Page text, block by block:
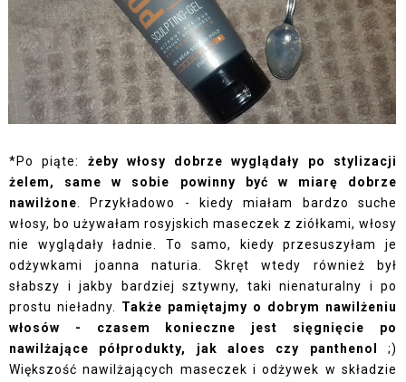
*Po piąte: żeby włosy dobrze wyglądały po stylizacji
żelem, same w sobie powinny być w miarę dobrze
nawilżone. Przykładowo - kiedy miałam bardzo suche
włosy, bo używałam rosyjskich maseczek z ziółkami, włosy
nie wyglądały ładnie. To samo, kiedy przesuszyłam je
odżywkami joanna naturia. Skręt wtedy również był
słabszy i jakby bardziej sztywny, taki nienaturalny i po
prostu nieładny. Także pamiętajmy o dobrym nawilżeniu
włosów - czasem konieczne jest sięgnięcie po
nawilżające półprodukty, jak aloes czy panthenol
;)
Większość nawilżających maseczek i odżywek w składzie